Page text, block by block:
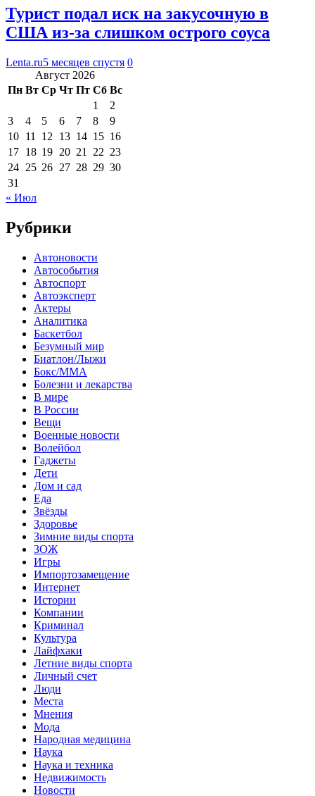
Турист подал иск на закусочную в
США из-за слишком острого соуса
Lenta.ru5 месяцев спустя 0
Август 2026
Пн Вт Ср Чт Пт Сб Вс
1
2
3
4 5 6 7 8
9
10 11 12 13 14 15 16
17 18 19 20 21 22 23
24 25 26 27 28 29 30
31
« Июл
Рубрики
Автоновости
Автособытия
Автоспорт
Автоэксперт
Актеры
Аналитика
Баскетбол
Безумный мир
Биатлон/Лыжи
Бокс/MMA
Болезни и лекарства
В мире
В России
Вещи
Военные новости
Волейбол
Гаджеты
Дети
Дом и сад
Еда
Звёзды
Здоровье
Зимние виды спорта
ЗОЖ
Игры
Импортозамещение
Интернет
Истории
Компании
Криминал
Культура
Лайфхаки
Летние виды спорта
Личный счет
Люди
Места
Мнения
Мода
Народная медицина
Наука
Наука и техника
Недвижимость
Новости